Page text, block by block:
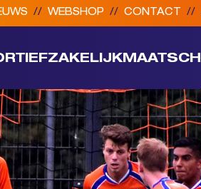
// WEBSHOP // CONTACT //
ZAKELIJK